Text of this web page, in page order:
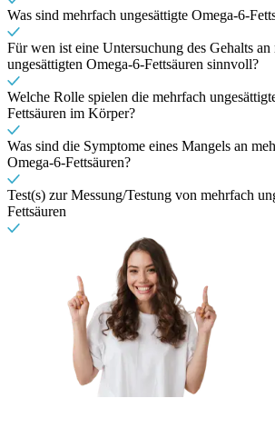
Was sind mehrfach ungesättigte Omega-6-
Für wen ist eine Untersuchung des Gehalts an
ungesättigten Omega-6-Fettsäuren sinnvoll?
Welche Rolle spielen die mehrfach
Fettsäuren im Körper?
Was sind die Symptome eines Mangels an
Omega-6-Fettsäuren?
Test(s) zur Messung/Testung von mehrfach
Fettsäuren